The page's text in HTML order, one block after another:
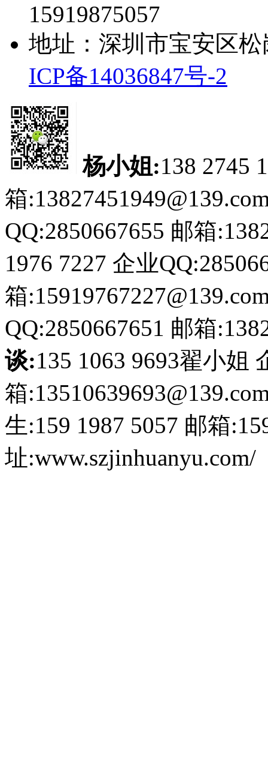
15919875057
地址：深圳市宝安区
ICP备14036847号-2
杨小姐:138 2745
箱
QQ:2850667655 邮箱
1976 7227 企业
箱
QQ:2850667651 邮箱
谈:135 1063 9693翟小姐
箱
生:159 1987 5057 邮箱
址:www.szjinhuanyu.com/